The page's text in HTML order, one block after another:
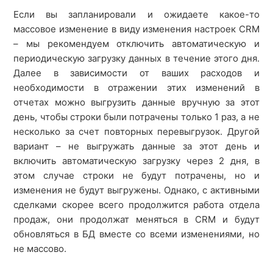
Если вы запланировали и ожидаете какое-то
массовое изменение в виду изменения настроек CRM
– мы рекомендуем отключить автоматическую и
периодическую загрузку данных в течение этого дня.
Далее в зависимости от ваших расходов и
необходимости в отражении этих изменений в
отчетах можно выгрузить данные вручную за этот
день, чтобы строки были потрачены только 1 раз, а не
несколько за счет повторных перевыгрузок. Другой
вариант – не выгружать данные за этот день и
включить автоматическую загрузку через 2 дня, в
этом случае строки не будут потрачены, но и
изменения не будут выгружены. Однако, с активными
сделками скорее всего продолжится работа отдела
продаж, они продолжат меняться в CRM и будут
обновляться в БД вместе со всеми изменениями, но
не массово.